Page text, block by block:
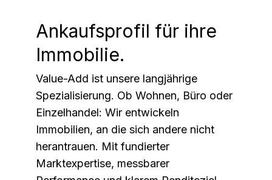
Ankaufsprofil für ihre
Immobilie.
Value-Add ist unsere langjährige
Spezialisierung. Ob Wohnen, Büro oder
Einzelhandel: Wir entwickeln
Immobilien, an die sich andere nicht
herantrauen. Mit fundierter
Marktexpertise, messbarer